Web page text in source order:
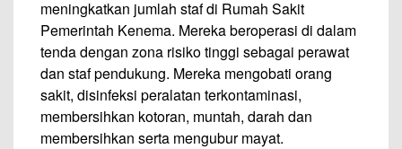
meningkatkan jumlah staf di Rumah Sakit
Pemerintah Kenema. Mereka beroperasi di dalam
tenda dengan zona risiko tinggi sebagai perawat
dan staf pendukung. Mereka mengobati orang
sakit, disinfeksi peralatan terkontaminasi,
membersihkan kotoran, muntah, darah dan
membersihkan serta mengubur mayat.